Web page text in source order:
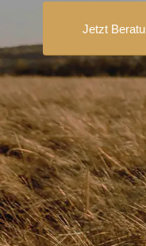
Jetzt